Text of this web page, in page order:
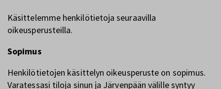
Käsittelemme henkilötietoja seuraavilla
oikeusperusteilla.
Sopimus
Henkilötietojen käsittelyn oikeusperuste on sopimus.
Varatessasi tiloja sinun ja Järvenpään välille syntyy